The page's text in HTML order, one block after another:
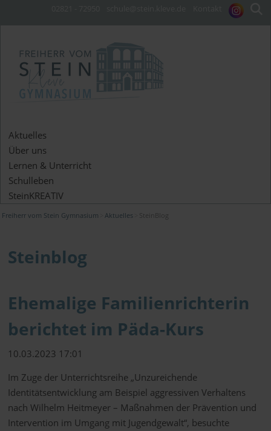
Aktuelles
Über uns
Lernen & Unterricht
Schulleben
SteinKREATIV
Freiherr vom Stein Gymnasium Aktuelles SteinBlog
Steinblog
Ehemalige Familienrichterin
berichtet im Päda-Kurs
10.03.2023 17:01
Im Zuge der Unterrichtsreihe „Unzureichende
Identitätsentwicklung am Beispiel aggressiven Verhaltens
nach Wilhelm Heitmeyer – Maßnahmen der Prävention und
Intervention im Umgang mit Jugendgewalt“, besuchte